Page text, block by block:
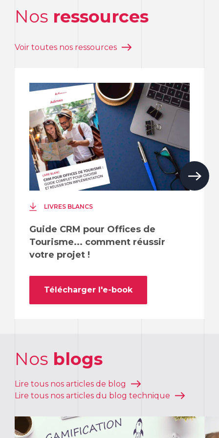
Nos ressources
Voir toutes nos ressources
LIVRES BLANCS
Guide CRM pour Offices de
Tourisme... comment réussir
votre projet !
Télécharger l'e-book
Nos blogs
Lire tous nos articles de blog
Lire tous nos articles du blog technique